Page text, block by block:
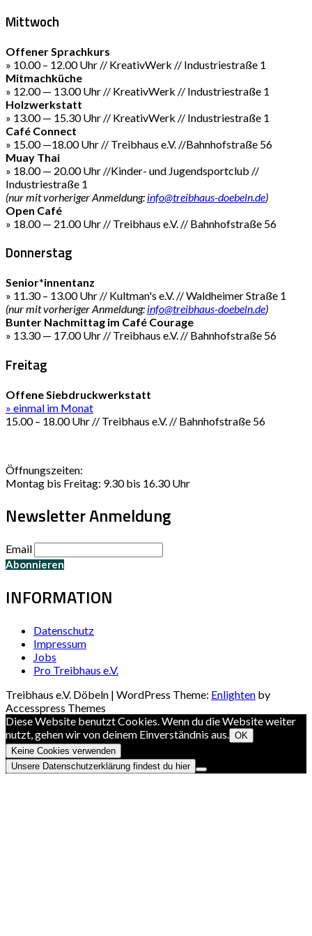
Mittwoch
Offener Sprachkurs
» 10.00 – 12.00 Uhr // KreativWerk // Industriestraße 1
Mitmachküche
» 12.00 — 13.00 Uhr // KreativWerk // Industriestraße 1
Holzwerkstatt
» 13.00 — 15.30 Uhr // KreativWerk // Industriestraße 1
Café Connect
» 15.00 —18.00 Uhr // Treibhaus e.V. //Bahnhofstraße 56
Muay Thai
» 18.00 — 20.00 Uhr //Kinder- und Jugendsportclub //
Industriestraße 1
(nur mit vorheriger Anmeldung: info@treibhaus-doebeln.de)
Open Café
» 18.00 — 21.00 Uhr // Treibhaus e.V. // Bahnhofstraße 56
Donnerstag
Senior*innentanz
» 11.30 – 13.00 Uhr // Kultman's e.V. // Waldheimer Straße 1
(nur mit vorheriger Anmeldung: info@treibhaus-doebeln.de)
Bunter Nachmittag im Café Courage
» 13.30 — 17.00 Uhr // Treibhaus e.V. // Bahnhofstraße 56
Freitag
Offene Siebdruckwerkstatt
» einmal im Monat
15.00 – 18.00 Uhr // Treibhaus e.V. // Bahnhofstraße 56
Öffnungszeiten:
Montag bis Freitag: 9.30 bis 16.30 Uhr
Newsletter Anmeldung
Email
INFORMATION
Datenschutz
Impressum
Jobs
Pro Treibhaus e.V.
Treibhaus e.V. Döbeln | WordPress Theme: Enlighten by
Accesspress Themes
Diese Website benutzt Cookies. Wenn du die Website weiter
nutzt, gehen wir von deinem Einverständnis aus. OK
Keine Cookies verwenden
Unsere Datenschutzerklärung findest du hier